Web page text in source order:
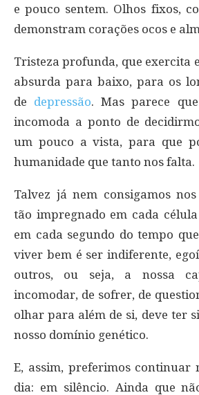
e pouco sentem. Olhos fixos,
demonstram corações ocos e
Tristeza profunda, que exercita
absurda para baixo, para os
de depressão. Mas parece
incomoda a ponto de
um pouco a vista, para que
humanidade que tanto nos falta.
Talvez já nem consigamos
tão impregnado em cada
em cada segundo do tempo
viver bem é ser indiferente,
outros, ou seja, a nossa
incomodar, de sofrer, de
olhar para além de si, deve ter
nosso domínio genético.
E, assim, preferimos continuar
dia: em silêncio. Ainda que